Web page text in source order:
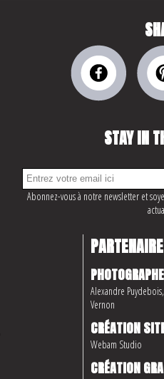
STAY IN
Abonnez-vous à notre newsletter et
PHOTOGRAPHE
Alexandre
Vernon
CRÉATION
Webam Studio
CRÉATION